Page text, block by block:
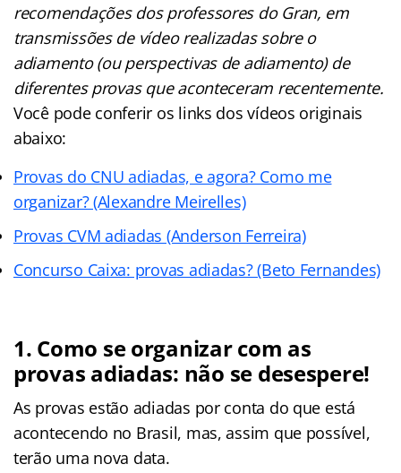
recomendações dos professores do Gran, em
transmissões de vídeo realizadas sobre o
adiamento (ou perspectivas de adiamento) de
diferentes provas que aconteceram recentemente.
Você pode conferir os links dos vídeos originais
abaixo:
Provas do CNU adiadas, e agora? Como me
organizar? (Alexandre Meirelles)
Provas CVM adiadas (Anderson Ferreira)
Concurso Caixa: provas adiadas? (Beto Fernandes)
1. Como se organizar com as
provas adiadas: não se desespere!
As provas estão adiadas por conta do que está
acontecendo no Brasil, mas, assim que possível,
terão uma nova data.